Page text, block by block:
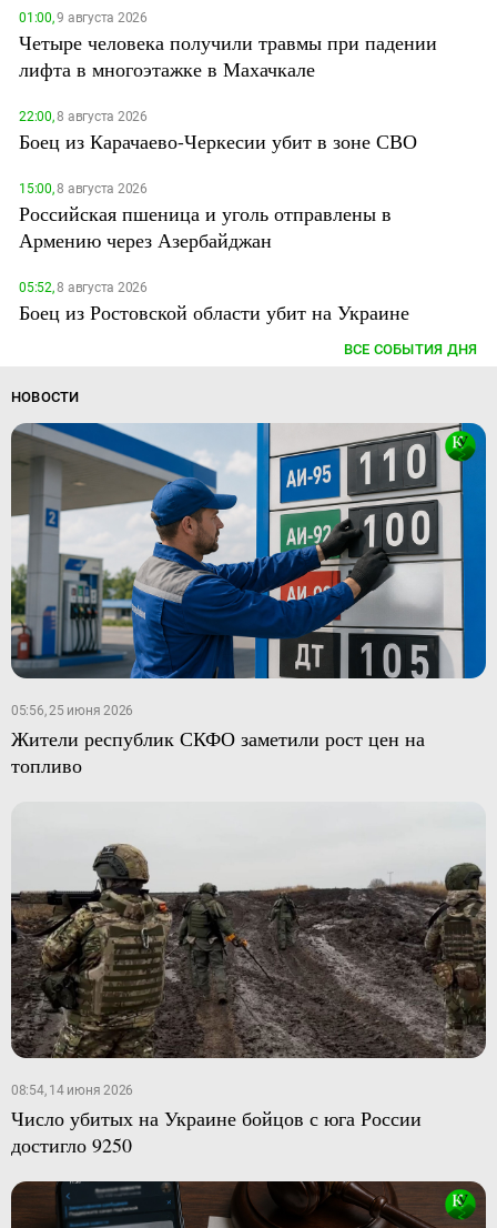
01:00,9 августа 2026
Четыре человека получили травмы при падении
лифта в многоэтажке в Махачкале
22:00,8 августа 2026
Боец из Карачаево-Черкесии убит в зоне СВО
15:00,8 августа 2026
Российская пшеница и уголь отправлены в
Армению через Азербайджан
05:52,8 августа 2026
Боец из Ростовской области убит на Украине
ВСЕ СОБЫТИЯ ДНЯ
НОВОСТИ
05:56, 25 июня 2026
Жители республик СКФО заметили рост цен на
топливо
08:54, 14 июня 2026
Число убитых на Украине бойцов с юга России
достигло 9250